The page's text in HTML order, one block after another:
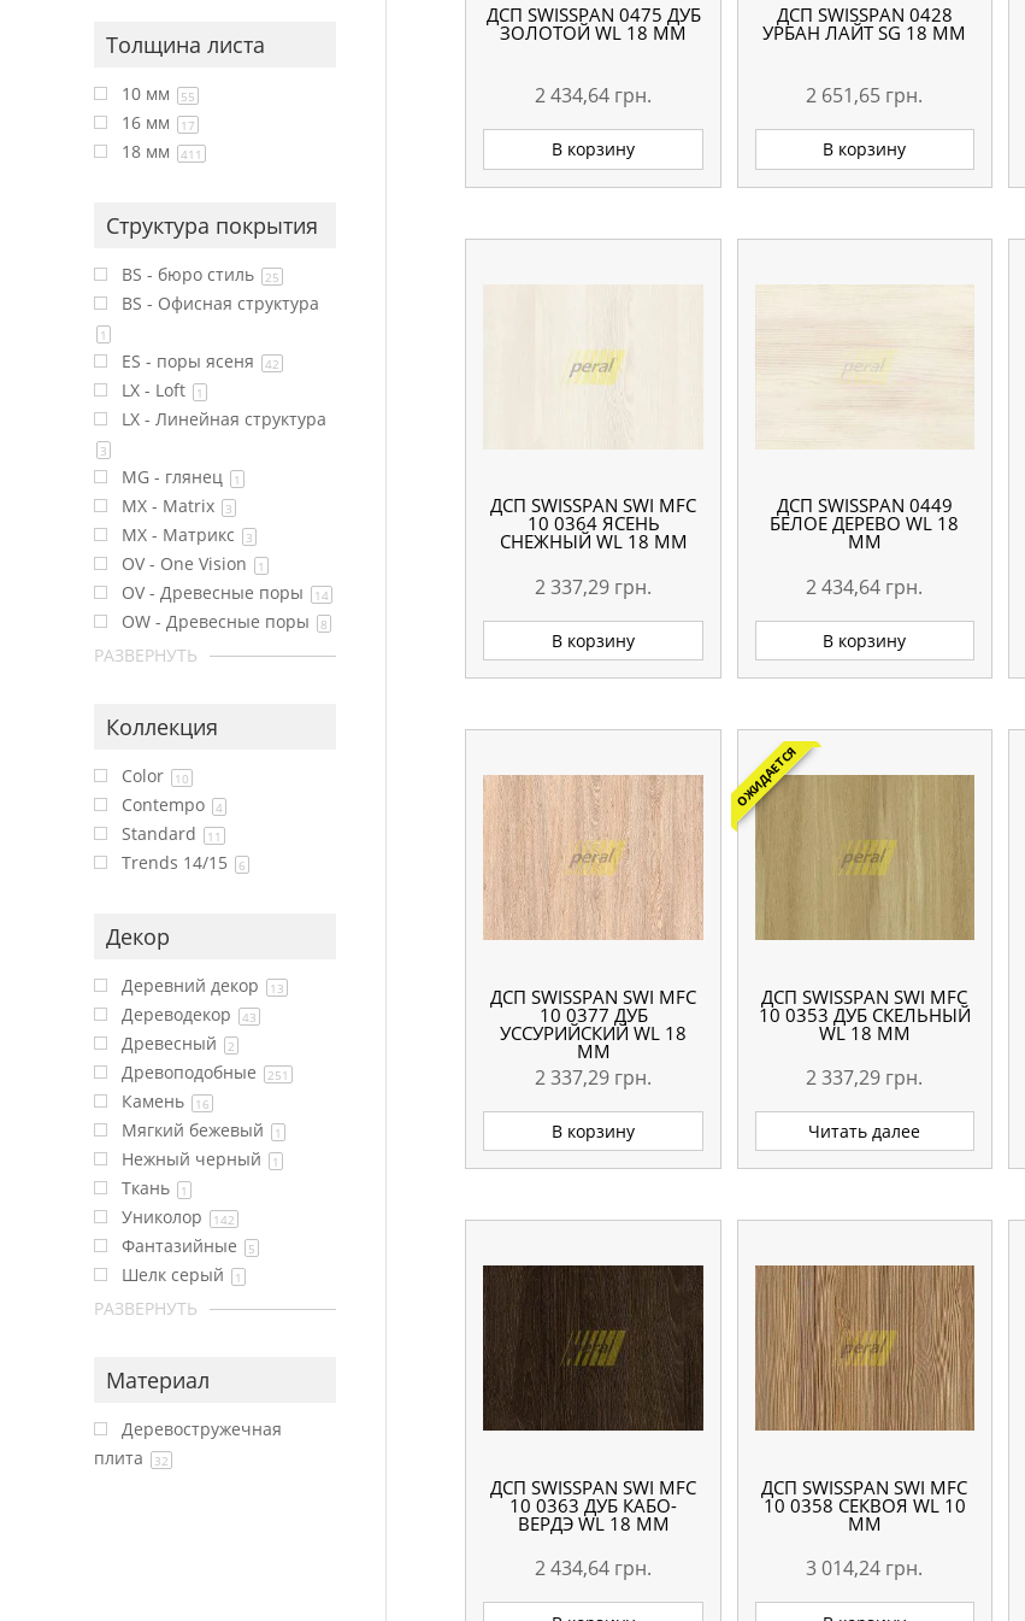
ДСП SWISSPAN 0475 ДУБ
ЗОЛОТОЙ WL 18 ММ
2 434,64 грн.
В корзину
ДСП SWISSPAN 0428
УРБАН ЛАЙТ SG 18 ММ
2 651,65 грн.
В корзину
ДСП SWISSPAN SWI MFC
10 0364 ЯСЕНЬ
СНЕЖНЫЙ WL 18 ММ
2 337,29 грн.
В корзину
ДСП SWISSPAN 0449
БЕЛОЕ ДЕРЕВО WL 18
ММ
2 434,64 грн.
В корзину
ДСП SWISSPAN SWI MFC
10 0377 ДУБ
УССУРИЙСКИЙ WL 18
ММ
2 337,29 грн.
В корзину
ОЖИДАЕТСЯ
ДСП SWISSPAN SWI MFC
10 0353 ДУБ СКЕЛЬНЫЙ
WL 18 ММ
2 337,29 грн.
Читать далее
ДСП SWISSPAN SWI MFC
10 0363 ДУБ КАБО-
ВЕРДЭ WL 18 ММ
2 434,64 грн.
ДСП SWISSPAN SWI MFC
10 0358 СЕКВОЯ WL 10
ММ
3 014,24 грн.
Толщина листа
10 мм 55
16 мм 17
18 мм 411
Структура покрытия
BS - бюро стиль 25
BS - Офисная структура
1
ES - поры ясеня 42
LX - Loft 1
LX - Линейная структура
3
MG - глянец 1
MX - Matrix 3
MX - Матрикс 3
OV - One Vision 1
OV - Древесные поры 14
OW - Древесные поры 8
РАЗВЕРНУТЬ
Коллекция
Color 10
Contempo 4
Standard 11
Trends 14/15 6
Декор
Деревний декор 13
Дереводекор 43
Древесный 2
Древоподобные 251
Камень 16
Мягкий бежевый 1
Нежный черный 1
Ткань 1
Униколор 142
Фантазийные 5
Шелк серый 1
РАЗВЕРНУТЬ
Материал
Деревостружечная
плита
32